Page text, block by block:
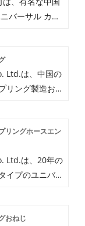
バーサル カッ
クエンドの製
工場と機械加工
平方メートル
のユニバーサル
は、アメリカ、
ラリア、ロシ
の国に供給され
Ltd.は、中国の
リング製造およ
世界中に爪ユニ
しています。新
も私たちと協力
築いていきま
リングホースエン
Ltd.は、20年の
イプのユニバー
しているた
おねじ